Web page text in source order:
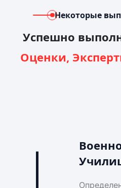
Некоторые
Успешно
Оценки,